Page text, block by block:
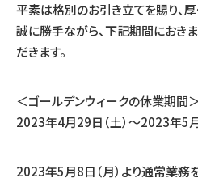
平素は格別のお引き立てを賜り、厚
誠に勝手ながら、下記期間におき
だきます。
＜ゴールデンウィークの休業期間
2023年4月29日（土）～2023年5月
2023年5月8日（月）より通常業務